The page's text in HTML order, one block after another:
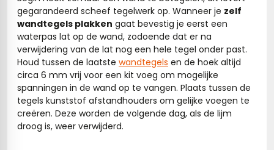
gegarandeerd scheef tegelwerk op. Wanneer je zelf
wandtegels plakken gaat bevestig je eerst een
waterpas lat op de wand, zodoende dat er na
verwijdering van de lat nog een hele tegel onder past.
Houd tussen de laatste wandtegels en de hoek altijd
circa 6 mm vrij voor een kit voeg om mogelijke
spanningen in de wand op te vangen. Plaats tussen de
tegels kunststof afstandhouders om gelijke voegen te
creëren. Deze worden de volgende dag, als de lijm
droog is, weer verwijderd.
(kloostertegels)
tegels